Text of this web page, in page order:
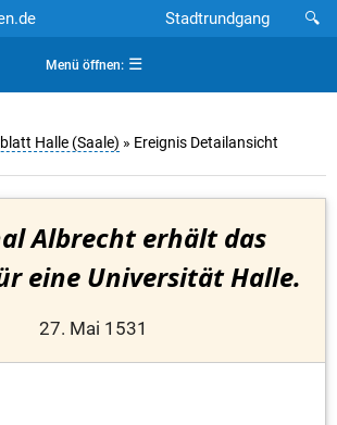
🔍
Stadtrundgang
Menü öffnen:☰
Halle (Saale) » Ereignis Detailansicht
Albrecht erhält das
eine Universität Halle.
27. Mai 1531